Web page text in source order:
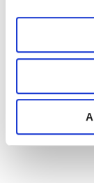
Open huis
Over Het